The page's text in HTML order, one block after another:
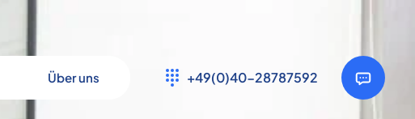
Über uns +49(0)40-28787592